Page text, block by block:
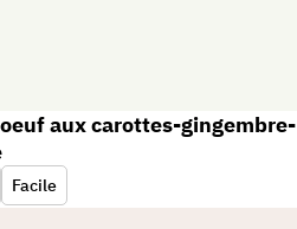
aux carottes-gingembre-
Facile